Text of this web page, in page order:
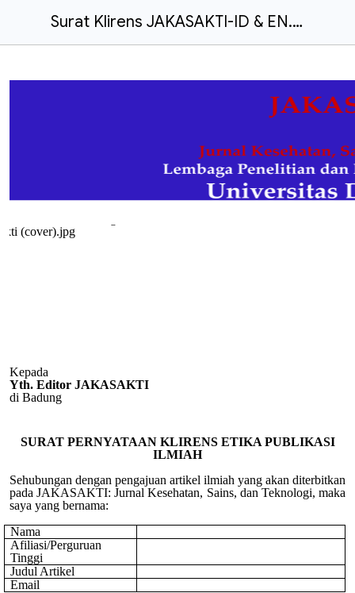
Surat Klirens JAKASAKTI-ID & EN.docx
Kepada
Yth. Editor JAKASAKTI
di Badung
SURAT PERNYATAAN KLIRENS ETIKA PUBLIKASI
ILMIAH
Sehubungan dengan pengajuan artikel ilmiah yang akan diterbitkan
pada JAKASAKTI: Jurnal Kesehatan, Sains, dan Teknologi, maka
saya yang bernama:
Nama
Afiliasi/Perguruan
Tinggi
Judul Artikel
Email